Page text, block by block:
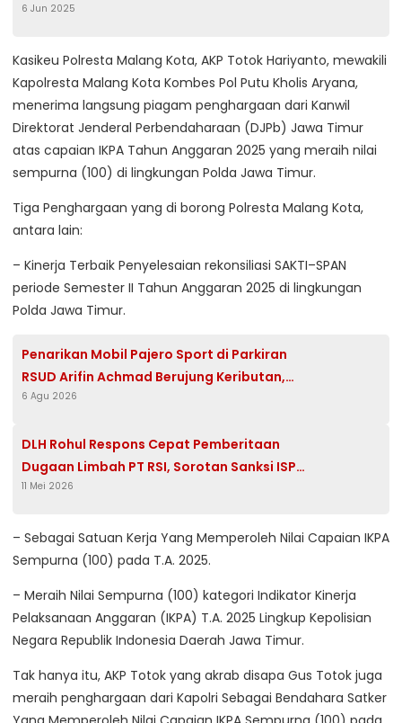
Semangat Sosial dan Kebersamaan
6 Jun 2025
Kasikeu Polresta Malang Kota, AKP Totok Hariyanto, mewakili
Kapolresta Malang Kota Kombes Pol Putu Kholis Aryana,
menerima langsung piagam penghargaan dari Kanwil
Direktorat Jenderal Perbendaharaan (DJPb) Jawa Timur
atas capaian IKPA Tahun Anggaran 2025 yang meraih nilai
sempurna (100) di lingkungan Polda Jawa Timur.
Tiga Penghargaan yang di borong Polresta Malang Kota,
antara lain:
– Kinerja Terbaik Penyelesaian rekonsiliasi SAKTI–SPAN
periode Semester II Tahun Anggaran 2025 di lingkungan
Polda Jawa Timur.
Penarikan Mobil Pajero Sport di Parkiran
RSUD Arifin Achmad Berujung Keributan,
Polisi Turun Tangan
6 Agu 2026
DLH Rohul Respons Cepat Pemberitaan
Dugaan Limbah PT RSI, Sorotan Sanksi ISPO
dan RSPO Mencuat
11 Mei 2026
– Sebagai Satuan Kerja Yang Memperoleh Nilai Capaian IKPA
Sempurna (100) pada T.A. 2025.
– Meraih Nilai Sempurna (100) kategori Indikator Kinerja
Pelaksanaan Anggaran (IKPA) T.A. 2025 Lingkup Kepolisian
Negara Republik Indonesia Daerah Jawa Timur.
Tak hanya itu, AKP Totok yang akrab disapa Gus Totok juga
meraih penghargaan dari Kapolri Sebagai Bendahara Satker